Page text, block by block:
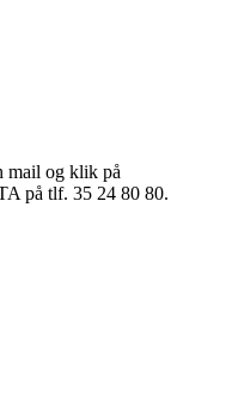
mail og klik på
på tlf. 35 24 80 80.